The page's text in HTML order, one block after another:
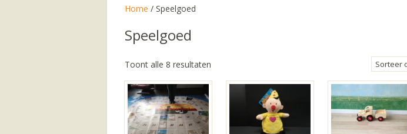
Home / Speelgoed
Speelgoed
Toont alle 8 resultaten
op